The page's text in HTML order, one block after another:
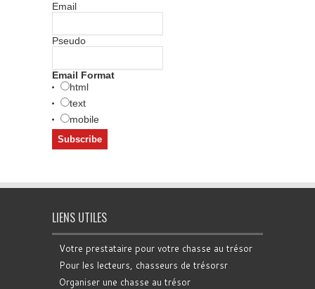
Email
Pseudo
Email Format
html
text
mobile
LIENS UTILES
Votre prestataire pour votre chasse au trésor
Pour les lecteurs, chasseurs de trésorsr
Organiser une chasse au trésor